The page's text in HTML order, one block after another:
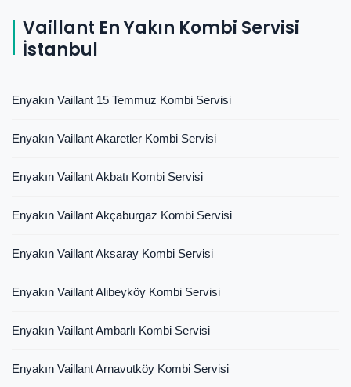
Vaillant En Yakın Kombi Servisi
İstanbul
Enyakın Vaillant 15 Temmuz Kombi Servisi
Enyakın Vaillant Akaretler Kombi Servisi
Enyakın Vaillant Akbatı Kombi Servisi
Enyakın Vaillant Akçaburgaz Kombi Servisi
Enyakın Vaillant Aksaray Kombi Servisi
Enyakın Vaillant Alibeyköy Kombi Servisi
Enyakın Vaillant Ambarlı Kombi Servisi
Enyakın Vaillant Arnavutköy Kombi Servisi